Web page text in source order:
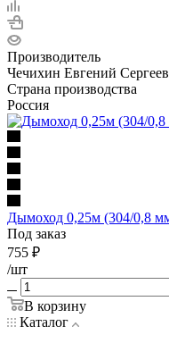
Производитель
Чечихин Евгений
Страна производства
Россия
Дымоход 0,25м (304/0,8
Под заказ
755 ₽
/шт
В корзину
Каталог